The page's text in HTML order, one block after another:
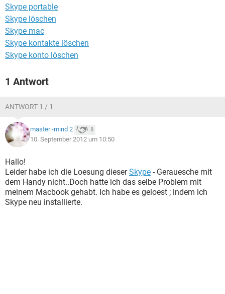
Skype portable
Skype löschen
Skype mac
Skype kontakte löschen
Skype konto löschen
1 Antwort
ANTWORT 1 / 1
master -mind 2 8
10. September 2012 um 10:50
Hallo!
Leider habe ich die Loesung dieserSkype - Gerauesche mit
dem Handy nicht..Doch hatte ich das selbe Problem mit
meinem Macbook gehabt. Ich habe es geloest ; indem ich
Skype neu installierte.